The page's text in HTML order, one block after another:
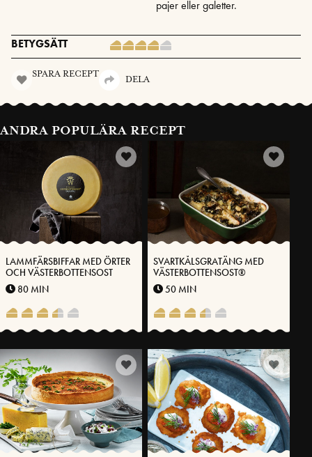
pajer eller galetter.
BETYGSÄTT
SPARA RECEPT
DELA
ANDRA POPULÄRA RECEPT
LAMMFÄRSBIFFAR MED ÖRTER
OCH VÄSTERBOTTENSOST
80 MIN
SVARTKÅLSGRATÄNG MED
VÄSTERBOTTENSOST®
50 MIN